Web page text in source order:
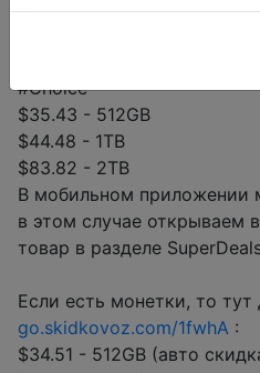
#Choice
$35.43 - 512GB
$44.48 - 1TB
$83.82 - 2TB
В мобильном приложении
в этом случае открываем
товар в разделе
Если есть монетки, то
go.skidkovoz.com/1fwhA :
$34.51 - 512GB (авто